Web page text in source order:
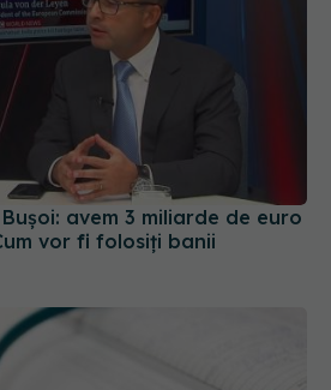
vor fi folosiți banii